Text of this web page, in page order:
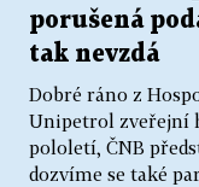
porušená
tak nevzdá
Dobré ráno z
Unipetrol zveřejní
pololetí, ČNB
dozvíme se také